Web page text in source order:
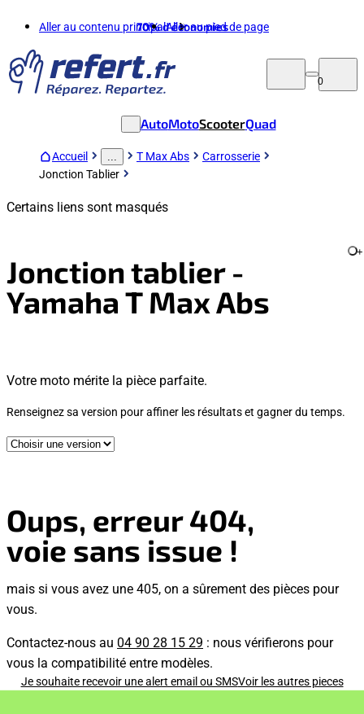
Aller au contenu principalAller au pied de page
70%d'économies
0
AutoMotoScooterQuad
Accueil T Max Abs
Carrosserie
Jonction Tablier
Certains liens sont masqués
Jonction tablier -
Yamaha T Max Abs
+
Votre moto mérite la pièce parfaite.
Renseignez sa version pour affiner les résultats et gagner du temps.
Oups, erreur 404,
voie sans issue !
mais si vous avez une 405, on a sûrement des pièces pour
vous.
Contactez-nous au 04 90 28 15 29 : nous vérifierons pour
vous la compatibilité entre modèles.
Je souhaite recevoir une alert email ou SMSVoir les autres pieces